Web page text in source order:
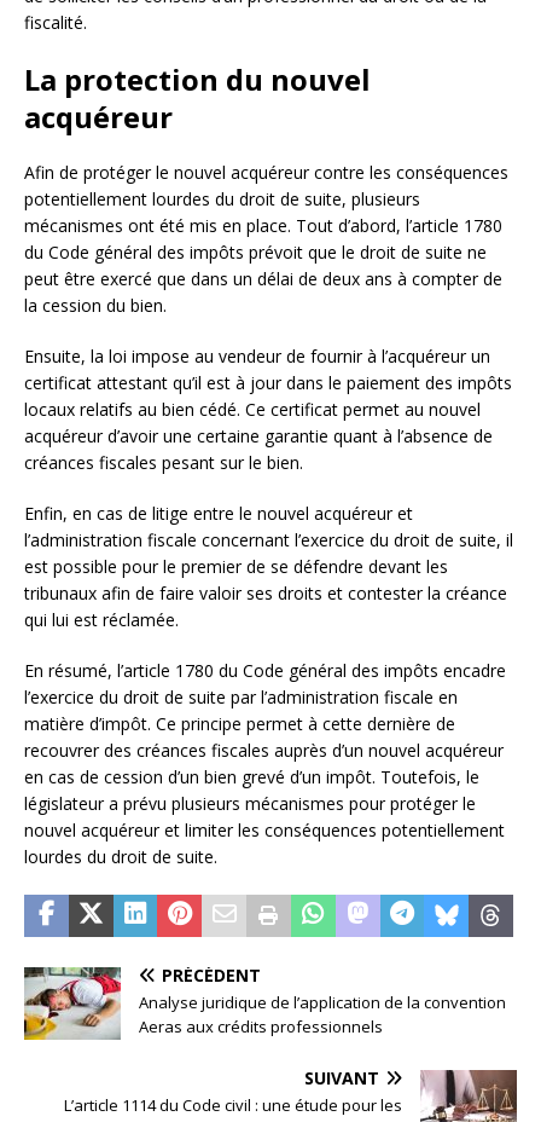
fiscalité.
La protection du nouvel
acquéreur
Afin de protéger le nouvel acquéreur contre les conséquences
potentiellement lourdes du droit de suite, plusieurs
mécanismes ont été mis en place. Tout d’abord, l’article 1780
du Code général des impôts prévoit que le droit de suite ne
peut être exercé que dans un délai de deux ans à compter de
la cession du bien.
Ensuite, la loi impose au vendeur de fournir à l’acquéreur un
certificat attestant qu’il est à jour dans le paiement des impôts
locaux relatifs au bien cédé. Ce certificat permet au nouvel
acquéreur d’avoir une certaine garantie quant à l’absence de
créances fiscales pesant sur le bien.
Enfin, en cas de litige entre le nouvel acquéreur et
l’administration fiscale concernant l’exercice du droit de suite, il
est possible pour le premier de se défendre devant les
tribunaux afin de faire valoir ses droits et contester la créance
qui lui est réclamée.
En résumé, l’article 1780 du Code général des impôts encadre
l’exercice du droit de suite par l’administration fiscale en
matière d’impôt. Ce principe permet à cette dernière de
recouvrer des créances fiscales auprès d’un nouvel acquéreur
en cas de cession d’un bien grevé d’un impôt. Toutefois, le
législateur a prévu plusieurs mécanismes pour protéger le
nouvel acquéreur et limiter les conséquences potentiellement
lourdes du droit de suite.
PRÉCÉDENT
Analyse juridique de l’application de la convention
Aeras aux crédits professionnels
SUIVANT
L’article 1114 du Code civil : une étude pour les